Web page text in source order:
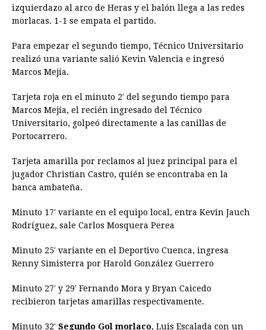
izquierdazo al arco de Heras y el balón llega a las redes
morlacas. 1-1 se empata el partido.
Para empezar el segundo tiempo, Técnico Universitario
realizó una variante salió Kevin Valencia e ingresó
Marcos Mejía.
Tarjeta roja en el minuto 2′ del segundo tiempo para
Marcos Mejía, el recién ingresado del Técnico
Universitario, golpeó directamente a las canillas de
Portocarrero.
Tarjeta amarilla por reclamos al juez principal para el
jugador Christian Castro, quién se encontraba en la
banca ambateña.
Minuto 17′ variante en el equipo local, entra Kevin Jauch
Rodríguez, sale Carlos Mosquera Perea
Minuto 25′ variante en el Deportivo Cuenca, ingresa
Renny Simisterra por Harold González Guerrero
Minuto 27′ y 29′ Fernando Mora y Bryan Caicedo
recibieron tarjetas amarillas respectivamente.
Minuto 32′ Segundo Gol morlaco, Luis Escalada con un